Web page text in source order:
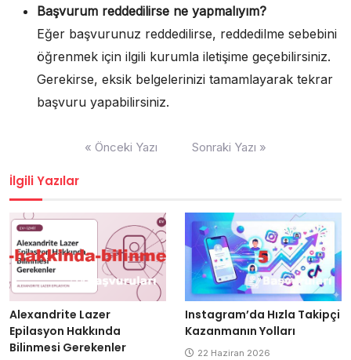
Başvurum reddedilirse ne yapmalıyım?
Eğer başvurunuz reddedilirse, reddedilme sebebini
öğrenmek için ilgili kurumla iletişime geçebilirsiniz.
Gerekirse, eksik belgelerinizi tamamlayarak tekrar
başvuru yapabilirsiniz.
« Önceki Yazı Sonraki Yazı »
İlgili Yazılar
Alexandrite Lazer
Epilasyon Hakkında
Bilinmesi Gerekenler
Instagram’da Hızla Takipçi
Kazanmanın Yolları
22 Haziran 2026